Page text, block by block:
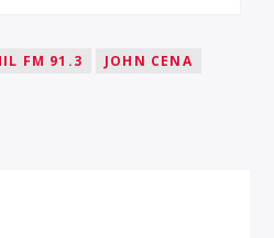
FM 91.3
JOHN CENA